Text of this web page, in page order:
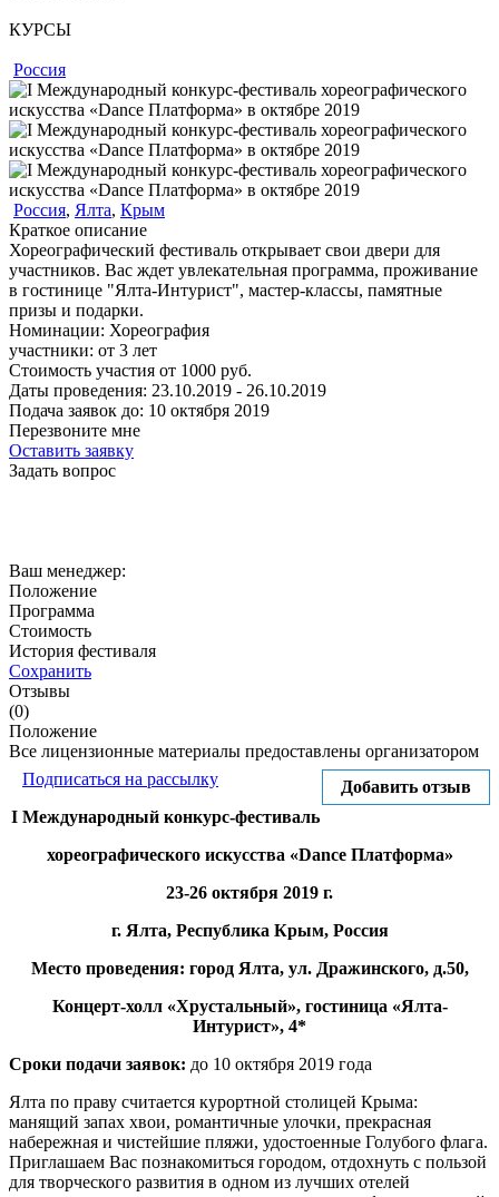
КУРСЫ
Россия
Россия, Ялта, Крым
Краткое описание
Хореографический фестиваль открывает свои двери для
участников. Вас ждет увлекательная программа, проживание
в гостинице "Ялта-Интурист", мастер-классы, памятные
призы и подарки.
Номинации: Хореография
участники: от 3 лет
Стоимость участия от 1000 руб.
Даты проведения: 23.10.2019 - 26.10.2019
Подача заявок до: 10 октября 2019
Перезвоните мне
Оставить заявку
Задать вопрос
Ваш менеджер:
Положение
Программа
Стоимость
История фестиваля
Сохранить
Отзывы
(0)
Положение
Все лицензионные материалы предоставлены организатором
Добавить отзыв
Подписаться на рассылку
I Международный конкурс-фестиваль
хореографического искусства «Dance Платформа»
23-26 октября 2019 г.
г. Ялта, Республика Крым, Россия
Место проведения: город Ялта, ул. Дражинского, д.50,
Концерт-холл «Хрустальный», гостиница «Ялта-
Интурист», 4*
Сроки подачи заявок: до 10 октября 2019 года
Ялта по праву считается курортной столицей Крыма:
манящий запах хвои, романтичные улочки, прекрасная
набережная и чистейшие пляжи, удостоенные Голубого флага.
Приглашаем Вас познакомиться городом, отдохнуть с пользой
для творческого развития в одном из лучших отелей